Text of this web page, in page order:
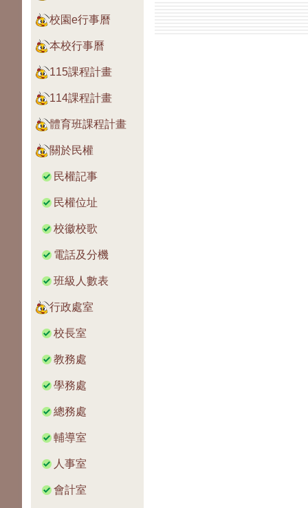
校園e行事曆
本校行事曆
115課程計畫
114課程計畫
體育班課程計畫
關於民權
民權記事
民權位址
校徽校歌
電話及分機
班級人數表
行政處室
校長室
教務處
學務處
總務處
輔導室
人事室
會計室